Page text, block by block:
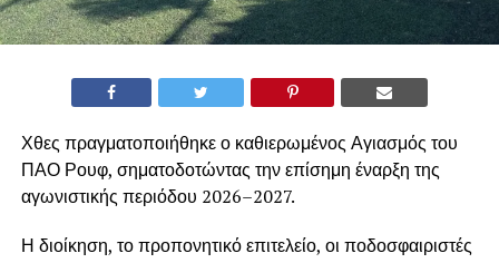
Χθες πραγματοποιήθηκε ο καθιερωμένος Αγιασμός του
ΠΑΟ Ρουφ, σηματοδοτώντας την επίσημη έναρξη της
αγωνιστικής περιόδου 2026–2027.
Η διοίκηση, το προπονητικό επιτελείο, οι ποδοσφαιριστές